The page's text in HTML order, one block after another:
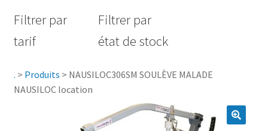
Hygiène
Filtrer par
tarif
Filtrer par
état de stock
. > Produits > NAUSILOC306SM SOULÈVE MALADE
NAUSILOC location